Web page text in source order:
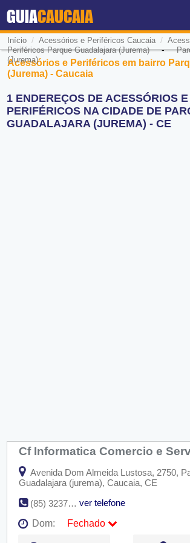
GUIACAUCAIA
Início / Acessórios e Periféricos Caucaia/
Periféricos Parque Guadalajara (Jurema)-
(Jurema)
Acessórios e Periféricos em bairro
(Jurema) - Caucaia
1 ENDEREÇOS DE ACESSÓRIOS E
PERIFÉRICOS NA CIDADE DE
GUADALAJARA (JUREMA) - CE
Cf Informatica Comercio e
Avenida Dom Almeida Lustosa, 2750,
Guadalajara (jurema), Caucaia, CE
(85) 3237-3419
ver telefone
Dom:
Fechado
Seg: